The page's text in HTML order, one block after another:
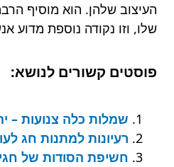
העיצוב שלהן. הוא מוסיף
שלו, וזו נקודה נוספת מדוע
פוסטים קשורים לנושא:
שמלות כלה צנועות –
רעיונות למתנות חג
חשיפת הסודות של